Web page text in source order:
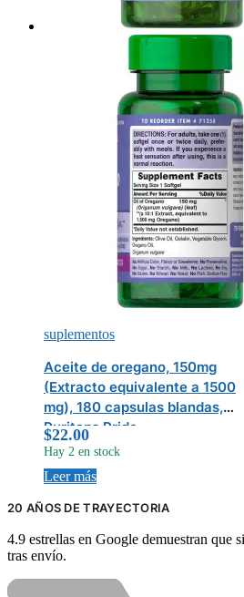
suplementos
Aceite de oregano, 150mg
(Extracto equivalente a 1500
mg), 180 capsulas blandas,
Puritans Pride
$22.00
Hay 2 en stock
Leer más
20 AÑOS DE TRAYECTORIA
4.9 estrellas en Google demuestran que
tras envío.